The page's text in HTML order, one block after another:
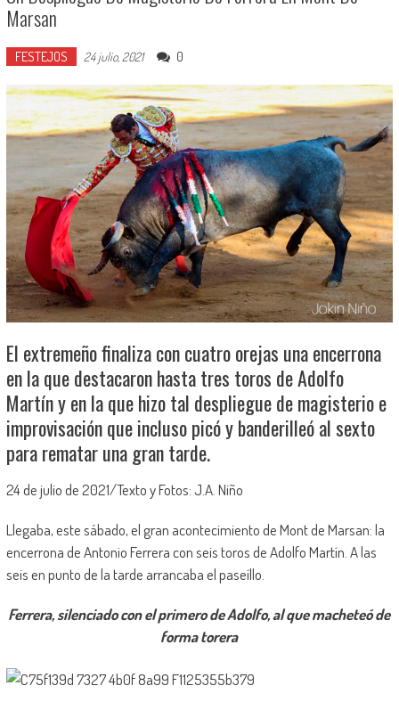
Marsan
FESTEJOS 24 julio, 2021 0
El extremeño finaliza con cuatro orejas una encerrona
en la que destacaron hasta tres toros de Adolfo
Martín y en la que hizo tal despliegue de magisterio e
improvisación que incluso picó y banderilleó al sexto
para rematar una gran tarde.
24 de julio de 2021/Texto y Fotos: J.A. Niño
Llegaba, este sábado, el gran acontecimiento de Mont de Marsan: la
encerrona de Antonio Ferrera con seis toros de Adolfo Martín. A las
seis en punto de la tarde arrancaba el paseíllo.
Ferrera, silenciado con el primero de Adolfo, al que macheteó de
forma torera